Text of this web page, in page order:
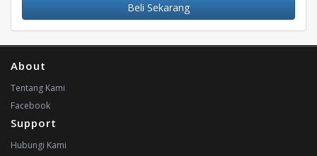
Beli Sekarang
About
Tentang Kami
Facebook
Support
Hubungi Kami